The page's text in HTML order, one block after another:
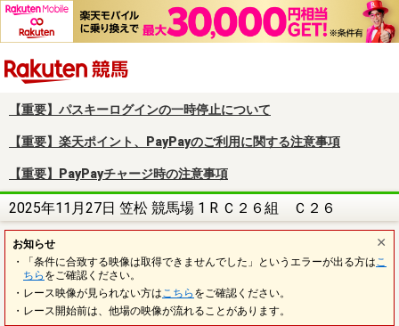
【重要】パスキーログインの一時停止について
【重要】楽天ポイント、PayPayのご利用に関する注意事項
【重要】PayPayチャージ時の注意事項
2025年11月27日 笠松 競馬場 1 R Ｃ２６組 Ｃ２６
お知らせ
・「条件に合致する映像は取得できませんでした」というエラーが出る方は こ
ちら をご確認ください。
・レース映像が見られない方は こちら をご確認ください。
・レース開始前は、他場の映像が流れることがあります。